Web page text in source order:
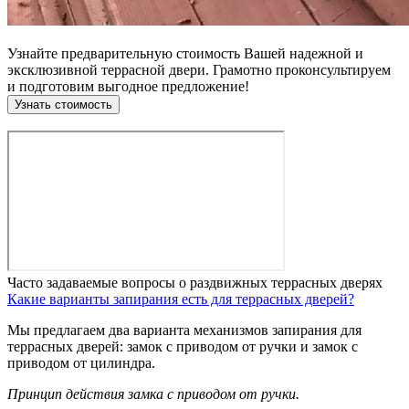
Узнайте предварительную стоимость Вашей надежной и
эксклюзивной террасной двери. Грамотно проконсультируем
и подготовим выгодное предложение!
Узнать стоимость
Часто задаваемые вопросы о раздвижных террасных дверях
Какие варианты запирания есть для террасных дверей?
Мы предлагаем два варианта механизмов запирания для
террасных дверей: замок с приводом от ручки и замок с
приводом от цилиндра.
Принцип действия замка с приводом от ручки.